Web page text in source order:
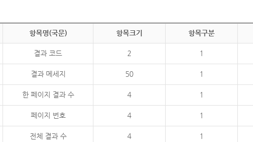
항목명(국문) 항목크기 항목구분
결과 코드 2 1
결과 메세지 50 1
한 페이지 결과 수 4 1
페이지 번호 4 1
전체 결과 수 4 1